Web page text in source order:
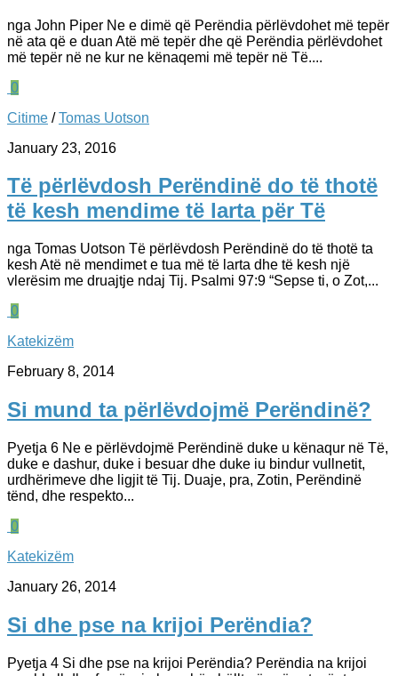
nga John Piper Ne e dimë që Perëndia përlëvdohet më tepër
në ata që e duan Atë më tepër dhe që Perëndia përlëvdohet
më tepër në ne kur ne kënaqemi më tepër në Të....
0
Citime /Tomas Uotson
January 23, 2016
Të përlëvdosh Perëndinë do të thotë
të kesh mendime të larta për Të
nga Tomas Uotson Të përlëvdosh Perëndinë do të thotë ta
kesh Atë në mendimet e tua më të larta dhe të kesh një
vlerësim me druajtje ndaj Tij. Psalmi 97:9 “Sepse ti, o Zot,...
0
Katekizëm
February 8, 2014
Si mund ta përlëvdojmë Perëndinë?
Pyetja 6 Ne e përlëvdojmë Perëndinë duke u kënaqur në Të,
duke e dashur, duke i besuar dhe duke iu bindur vullnetit,
urdhërimeve dhe ligjit të Tij. Duaje, pra, Zotin, Perëndinë
tënd, dhe respekto...
0
Katekizëm
January 26, 2014
Si dhe pse na krijoi Perëndia?
Pyetja 4 Si dhe pse na krijoi Perëndia? Perëndia na krijoi